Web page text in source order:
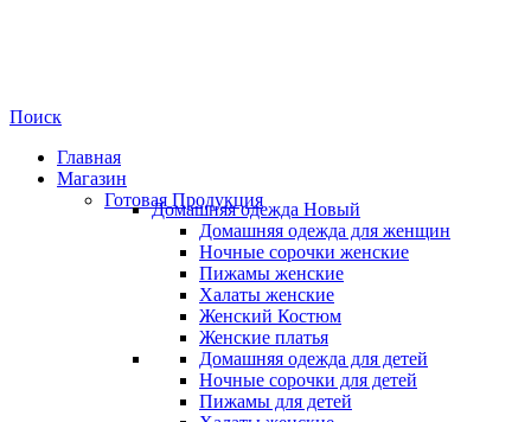
Поиск
Главная
Магазин
Готовая Продукция
Домашняя одежда Новый
Домашняя одежда для женщин
Ночные сорочки женские
Пижамы женские
Халаты женские
Женский Костюм
Женские платья
Домашняя одежда для детей
Ночные сорочки для детей
Пижамы для детей